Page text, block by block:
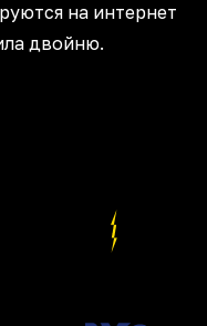
на интернет
двойню.